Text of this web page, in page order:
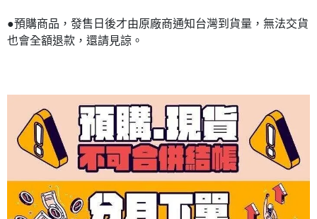
●預購商品，發售日後才由原廠商通知台灣到貨量，無法交貨
也會全額退款，還請見諒。